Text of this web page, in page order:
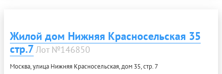
Жилой дом Нижняя Красносельская 35
стр.7Лот №146850
Москва, улица Нижняя Красносельская, дом 35, стр. 7